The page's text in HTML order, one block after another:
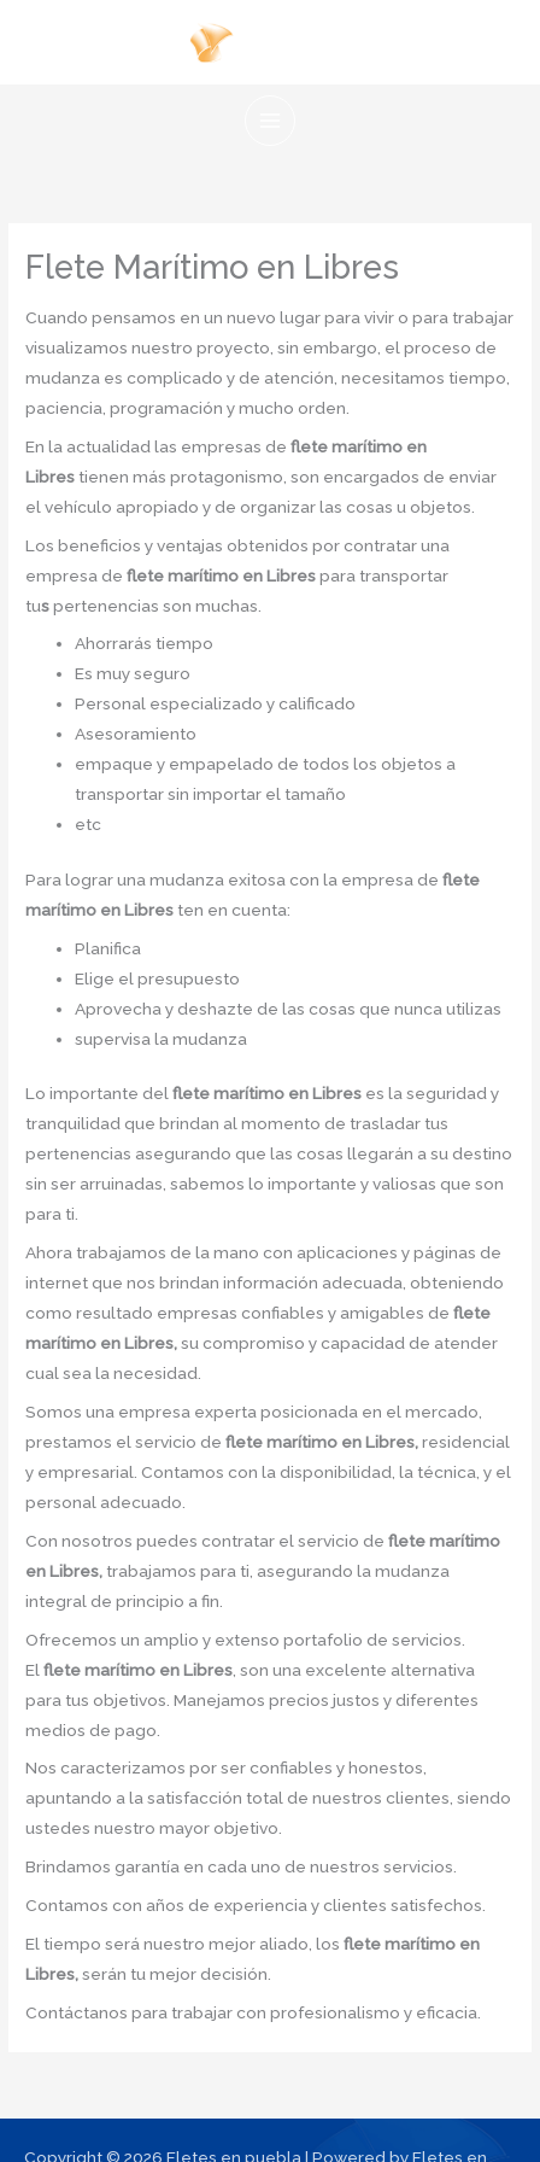
Flete Marítimo en Libres
Cuando pensamos en un nuevo lugar para vivir o para trabajar
visualizamos nuestro proyecto, sin embargo, el proceso de
mudanza es complicado y de atención, necesitamos tiempo,
paciencia, programación y mucho orden.
En la actualidad las empresas deflete marítimo en
Libres tienen más protagonismo, son encargados de enviar
el vehículo apropiado y de organizar las cosas u objetos.
Los beneficios y ventajas obtenidos por contratar una
empresa deflete marítimo en Librespara transportar
tuspertenencias son muchas.
Ahorrarás tiempo
Es muy seguro
Personal especializado y calificado
Asesoramiento
empaque y empapelado de todos los objetos a
transportar sin importar el tamaño
etc
Para lograr una mudanza exitosa con la empresa deflete
marítimo en Libres ten en cuenta:
Planifica
Elige el presupuesto
Aprovecha y deshazte de las cosas que nunca utilizas
supervisa la mudanza
Lo importante delflete marítimo en Libres es la seguridad y
tranquilidad que brindan al momento de trasladar tus
pertenencias asegurando que las cosas llegarán a su destino
sin ser arruinadas, sabemos lo importante y valiosas que son
para ti.
Ahora trabajamos de la mano con aplicaciones y páginas de
internet que nos brindan información adecuada, obteniendo
como resultado empresas confiables y amigables deflete
marítimo en Libres,su compromiso y capacidad de atender
cual sea la necesidad.
Somos una empresa experta posicionada en el mercado,
prestamos el servicio deflete marítimo en Libres,residencial
y empresarial. Contamos con la disponibilidad, la técnica, y el
personal adecuado.
Con nosotros puedes contratar el servicio deflete marítimo
en Libres, trabajamos para ti, asegurando la mudanza
integral de principio a fin.
Ofrecemos un amplio y extenso portafolio de servicios.
Elflete marítimo en Libres , son una excelente alternativa
para tus objetivos. Manejamos precios justos y diferentes
medios de pago.
Nos caracterizamos por ser confiables y honestos,
apuntando a la satisfacción total de nuestros clientes, siendo
ustedes nuestro mayor objetivo.
Brindamos garantía en cada uno de nuestros servicios.
Contamos con años de experiencia y clientes satisfechos.
El tiempo será nuestro mejor aliado, losflete marítimo en
Libres,serán tu mejor decisión.
Contáctanos para trabajar con profesionalismo y eficacia.
Copyright © 2026 Fletes en puebla | Powered by Fletes en